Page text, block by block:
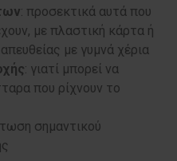
: προσεκτικά αυτά που
με πλαστική κάρτα ή
με γυμνά χέρια
: γιατί μπορεί να
που ρίχνουν το
σημαντικού